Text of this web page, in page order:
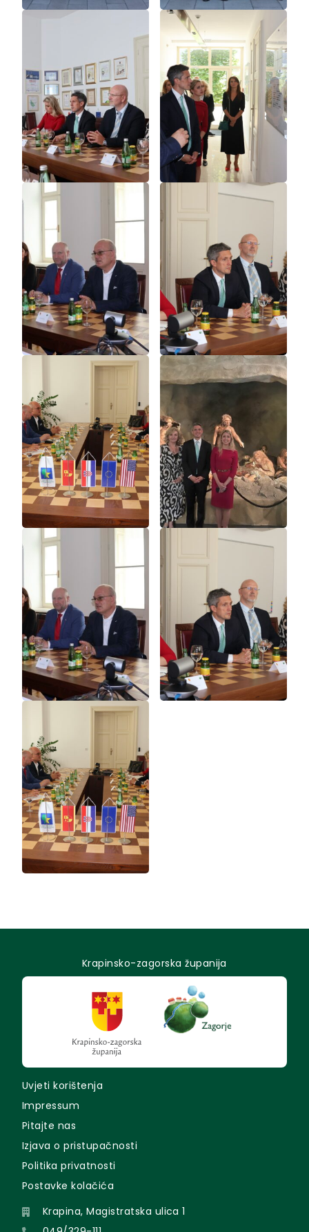
Krapinsko-zagorska županija
Uvjeti korištenja
Impressum
Pitajte nas
Izjava o pristupačnosti
Politika privatnosti
Postavke kolačića
Krapina, Magistratska ulica 1